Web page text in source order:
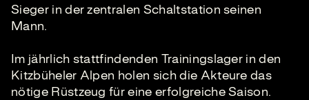
Sieger in der zentralen Schaltstation seinen
Mann.
Im jährlich stattfindenden Trainingslager in den
Kitzbüheler Alpen holen sich die Akteure das
nötige Rüstzeug für eine erfolgreiche Saison.